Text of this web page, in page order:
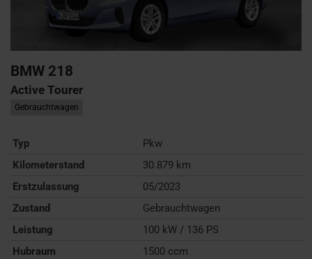
BMW 218
Active Tourer
Gebrauchtwagen
Typ
Pkw
Kilometerstand
30.879 km
Erstzulassung
05/2023
Zustand
Gebrauchtwagen
Leistung
100 kW / 136 PS
Hubraum
1500 ccm